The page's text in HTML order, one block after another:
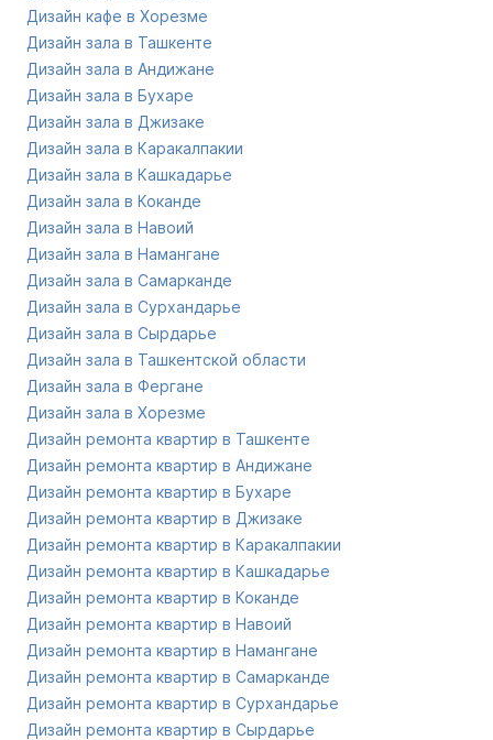
Дизайн кафе в Хорезме
Дизайн зала в Ташкенте
Дизайн зала в Андижане
Дизайн зала в Бухаре
Дизайн зала в Джизаке
Дизайн зала в Каракалпакии
Дизайн зала в Кашкадарье
Дизайн зала в Коканде
Дизайн зала в Навоий
Дизайн зала в Намангане
Дизайн зала в Самарканде
Дизайн зала в Сурхандарье
Дизайн зала в Сырдарье
Дизайн зала в Ташкентской области
Дизайн зала в Фергане
Дизайн зала в Хорезме
Дизайн ремонта квартир в Ташкенте
Дизайн ремонта квартир в Андижане
Дизайн ремонта квартир в Бухаре
Дизайн ремонта квартир в Джизаке
Дизайн ремонта квартир в Каракалпакии
Дизайн ремонта квартир в Кашкадарье
Дизайн ремонта квартир в Коканде
Дизайн ремонта квартир в Навоий
Дизайн ремонта квартир в Намангане
Дизайн ремонта квартир в Самарканде
Дизайн ремонта квартир в Сурхандарье
Дизайн ремонта квартир в Сырдарье